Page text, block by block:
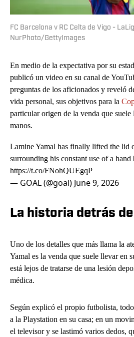
FC Barcelona v RC Celta de Vigo -
NurPhoto/GettyImages
En medio de la expectativa por su
publicó un video en su canal de
preguntas de los aficionados y reveló
vida personal, sus objetivos para la
particular origen de la venda que suele
manos.
Lamine Yamal has finally lifted the lid
surrounding his constant use of a hand
https://t.co/FNohQUEgqP
— GOAL (@goal) June 9, 2026
La historia detrás
Uno de los detalles que más llama la
Yamal es la venda que suele llevar en
está lejos de tratarse de una lesión
médica.
Según explicó el propio futbolista,
a la Playstation en su casa; en un
el televisor y se lastimó varios dedos,